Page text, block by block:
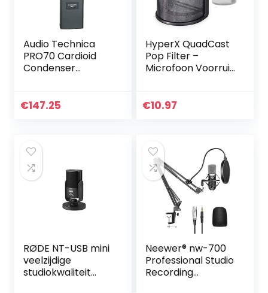
Audio Technica
PRO70 Cardioid
Condenser
€147.25
HyperX QuadCast
Pop Filter –
Microfoon Voorruit
QuadCast S USB
€10.97
RØDE NT-USB mini
veelzijdige
studiokwaliteit
Neewer® nw-700
Professional Studio
Recording